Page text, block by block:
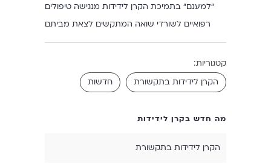
"למענם" בתמיכת הקרן לידידות מנגישה טיפולים
רפואיים לשורדי שואה המתקשים לצאת מביתם
קטגוריות:
הקרן לידידות בתקשורת
חדשות
מה חדש בקרן לידידות
הקרן לידידות בתקשורת